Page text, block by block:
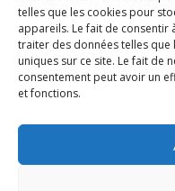
telles que les cookies pour
appareils. Le fait de consentir
traiter des données telles
uniques sur ce site. Le fait de
consentement peut avoir un
et fonctions.
Accueil A propos